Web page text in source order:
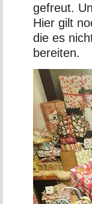
gefreut.
Hier gilt
die es
bereiten.